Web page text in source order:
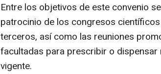
Entre los objetivos de este convenio
patrocinio de los congresos
terceros, así como las reuniones
facultadas para prescribir o
vigente.